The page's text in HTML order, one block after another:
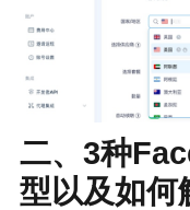
二、3种
型以及如何